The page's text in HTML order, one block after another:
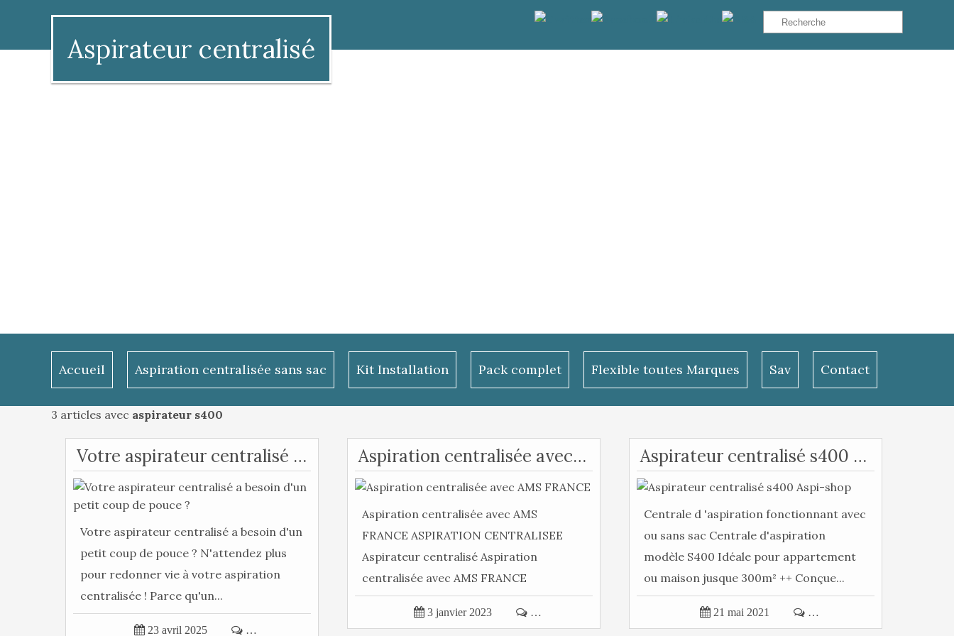
Aspirateur centralisé
Accueil Aspiration centralisée sans sac Kit Installation Pack complet Flexible toutes Marques Sav Contact
3 articles avec aspirateur s400
Votre aspirateur centralisé a besoin d'un petit coup de pouce ?
Votre aspirateur centralisé a besoin d'un
petit coup de pouce ? N'attendez plus
pour redonner vie à votre aspiration
centralisée ! Parce qu'un...
 23 avril 2025  …
Aspiration centralisée avec AMS FRANCE
Aspiration centralisée avec AMS
FRANCE ASPIRATION CENTRALISEE
Aspirateur centralisé Aspiration
centralisée avec AMS FRANCE
Aspiration centralisée...
 3 janvier 2023  …
Aspirateur centralisé s400 Aspi-shop
Centrale d 'aspiration fonctionnant avec
ou sans sac Centrale d'aspiration
modèle S400 Idéale pour appartement
ou maison jusque 300m² ++ Conçue...
 21 mai 2021  …